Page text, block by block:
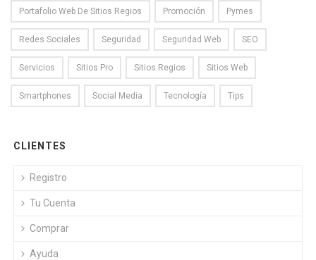
Portafolio Web De Sitios Regios Promoción Pymes
Redes Sociales Seguridad Seguridad Web SEO
Servicios Sitios Pro Sitios Regios Sitios Web
Smartphones Social Media Tecnología Tips
CLIENTES
Registro
Tu Cuenta
Comprar
Ayuda